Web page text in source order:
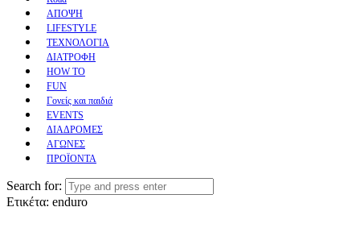
ΑΠΟΨΗ
LIFESTYLE
ΤΕΧΝΟΛΟΓΙΑ
ΔΙΑΤΡΟΦΗ
HOW TO
FUN
Γονείς και παιδιά
EVENTS
ΔΙΑΔΡΟΜΕΣ
ΑΓΩΝΕΣ
ΠΡΟΪΟΝΤΑ
Search for:
Ετικέτα: enduro